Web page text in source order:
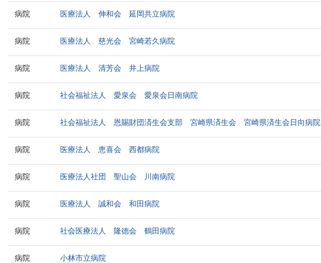
病院 医療法人 伸和会 延岡共立病院
病院 医療法人 慈光会 宮崎若久病院
病院 医療法人 清芳会 井上病院
病院 社会福祉法人 愛泉会 愛泉会日南病院
病院 社会福祉法人 恩賜財団済生会支部 宮崎県済生会 宮崎県済生会日向病院
病院 医療法人 恵喜会 西都病院
病院 医療法人社団 聖山会 川南病院
病院 医療法人 誠和会 和田病院
病院 社会医療法人 隆徳会 鶴田病院
病院 小林市立病院